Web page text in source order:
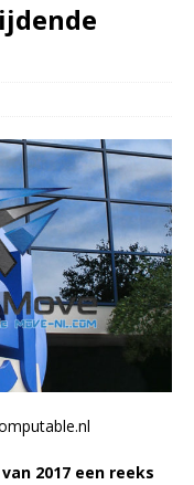
2017 een reeks